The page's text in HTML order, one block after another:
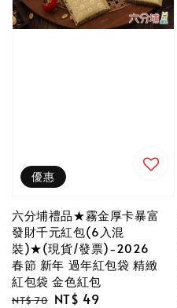
優惠
六分埔禮品★霧金厚卡暴富
發財千元紅包(6入混
裝)★(現貨/發票)-2026
春節 新年 過年紅包袋 精緻
紅包袋 金色紅包
Regular
NT$ 70 Sale
NT$ 49